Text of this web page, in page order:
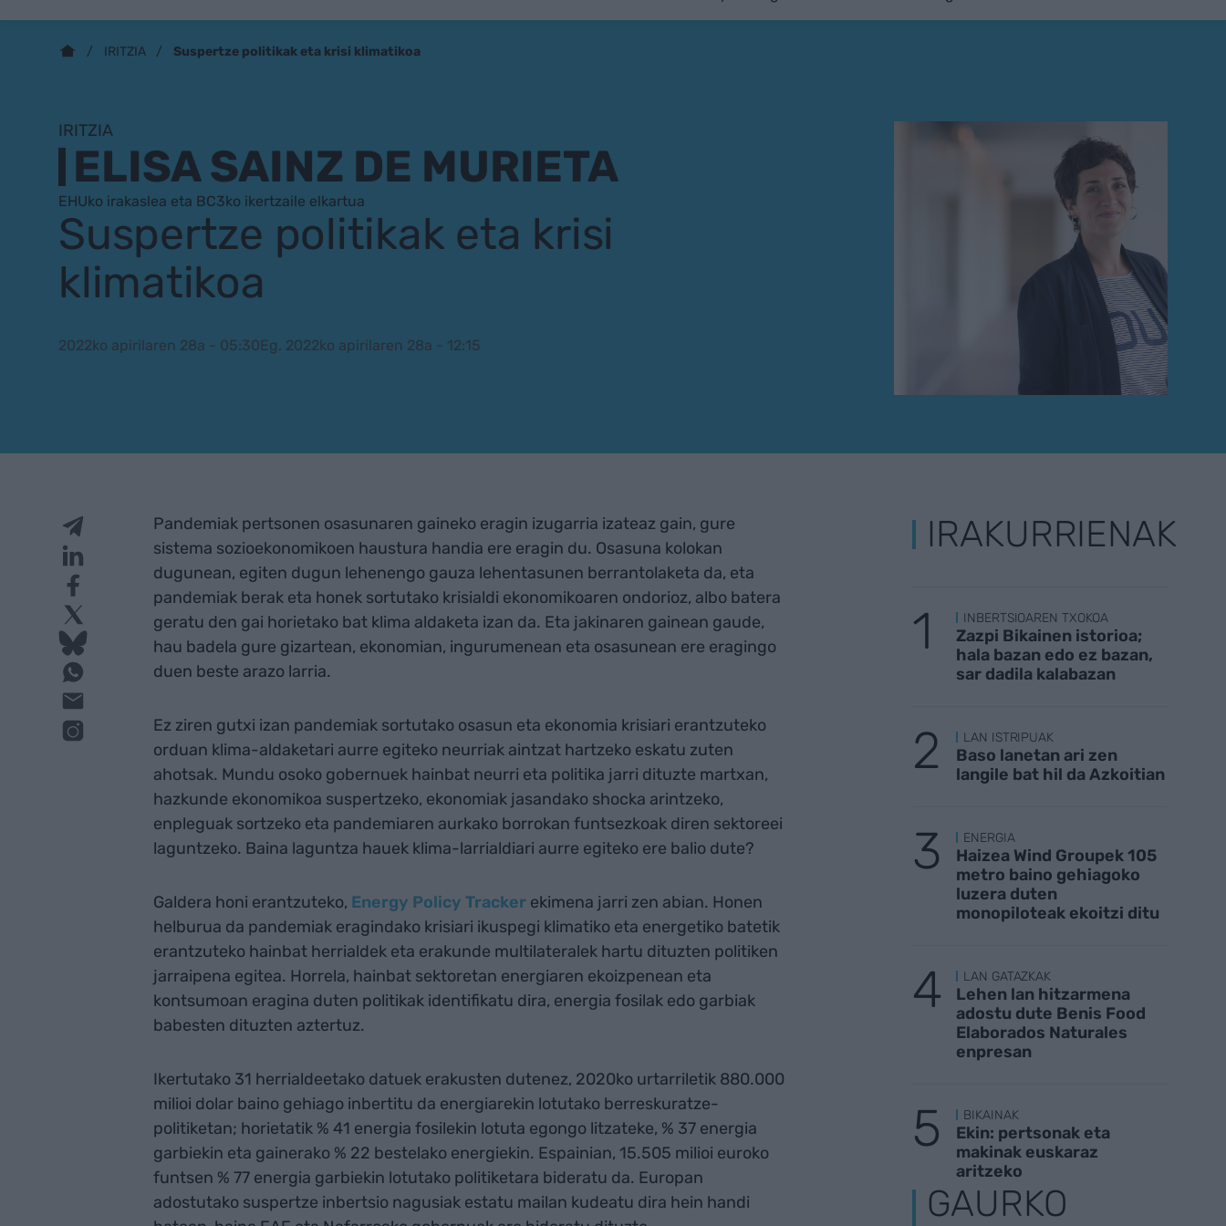
IRITZIA Suspertze politikak eta krisi klimatikoa
IRITZIA
ELISA SAINZ DE MURIETA
EHUko irakaslea eta BC3ko ikertzaile elkartua
Suspertze politikak eta krisi
klimatikoa
2022ko apirilaren 28a - 05:30Eg. 2022ko apirilaren 28a - 12:15
Pandemiak pertsonen osasunaren gaineko eragin izugarria izateaz gain, gure
sistema sozioekonomikoen haustura handia ere eragin du. Osasuna kolokan
dugunean, egiten dugun lehenengo gauza lehentasunen berrantolaketa da, eta
pandemiak berak eta honek sortutako krisialdi ekonomikoaren ondorioz, albo batera
geratu den gai horietako bat klima aldaketa izan da. Eta jakinaren gainean gaude,
hau badela gure gizartean, ekonomian, ingurumenean eta osasunean ere eragingo
duen beste arazo larria.
Ez ziren gutxi izan pandemiak sortutako osasun eta ekonomia krisiari erantzuteko
orduan klima-aldaketari aurre egiteko neurriak aintzat hartzeko eskatu zuten
ahotsak. Mundu osoko gobernuek hainbat neurri eta politika jarri dituzte martxan,
hazkunde ekonomikoa suspertzeko, ekonomiak jasandako shocka arintzeko,
enpleguak sortzeko eta pandemiaren aurkako borrokan funtsezkoak diren sektoreei
laguntzeko. Baina laguntza hauek klima-larrialdiari aurre egiteko ere balio dute?
Galdera honi erantzuteko, Energy Policy Trackerekimena jarri zen abian. Honen
helburua da pandemiak eragindako krisiari ikuspegi klimatiko eta energetiko batetik
erantzuteko hainbat herrialdek eta erakunde multilateralek hartu dituzten politiken
jarraipena egitea. Horrela, hainbat sektoretan energiaren ekoizpenean eta
kontsumoan eragina duten politikak identifikatu dira, energia fosilak edo garbiak
babesten dituzten aztertuz.
Ikertutako 31 herrialdeetako datuek erakusten dutenez, 2020ko urtarriletik 880.000
milioi dolar baino gehiago inbertitu da energiarekin lotutako berreskuratze-
politiketan; horietatik % 41 energia fosilekin lotuta egongo litzateke, % 37 energia
garbiekin eta gainerako % 22 bestelako energiekin. Espainian, 15.505 milioi euroko
funtsen % 77 energia garbiekin lotutako politiketara bideratu da. Europan
adostutako suspertze inbertsio nagusiak estatu mailan kudeatu dira hein handi
IRAKURRIENAK
INBERTSIOAREN TXOKOA
Zazpi Bikainen istorioa;
hala bazan edo ez bazan,
sar dadila kalabazan
LAN ISTRIPUAK
Baso lanetan ari zen
langile bat hil da Azkoitian
ENERGIA
Haizea Wind Groupek 105
metro baino gehiagoko
luzera duten
monopiloteak ekoitzi ditu
LAN GATAZKAK
Lehen lan hitzarmena
adostu dute Benis Food
Elaborados Naturales
enpresan
BIKAINAK
Ekin: pertsonak eta
makinak euskaraz
aritzeko
GAURKO